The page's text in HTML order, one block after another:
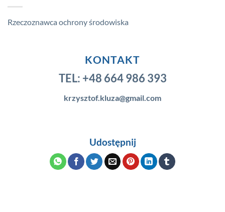
Rzeczoznawca ochrony środowiska
KONTAKT
TEL: +48 664 986 393
krzysztof.kluza@gmail.com
Udostępnij